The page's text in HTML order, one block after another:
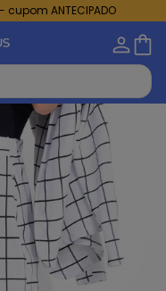
cupom ANTECIPADO